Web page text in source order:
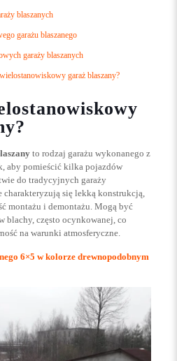
blaszanych
garażu blaszanego
garaży blaszanych
garaż blaszany?
to rodzaj garażu wykonanego z
aby pomieścić kilka pojazdów
do tradycyjnych garaży
charakteryzują się lekką konstrukcją,
montażu i demontażu. Mogą być
blachy, często ocynkowanej, co
na warunki atmosferyczne.
6×5 w kolorze drewnopodobnym